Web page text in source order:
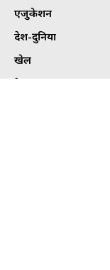
एजुकेशन
देश-दुनिया
खेल
हेल्थ